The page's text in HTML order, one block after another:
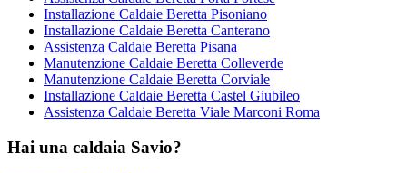
Installazione Caldaie Beretta Pisoniano
Installazione Caldaie Beretta Canterano
Assistenza Caldaie Beretta Pisana
Manutenzione Caldaie Beretta Colleverde
Manutenzione Caldaie Beretta Corviale
Installazione Caldaie Beretta Castel Giubileo
Assistenza Caldaie Beretta Viale Marconi Roma
Hai una caldaia Savio?